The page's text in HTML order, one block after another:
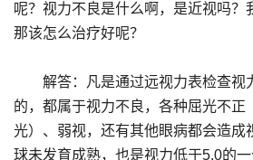
呢？视力不良是什么啊，是近视吗？
那该怎么治疗好呢？
解答：凡是通过远视力表检查视
的，都属于视力不良，各种屈光不正
光）、弱视，还有其他眼病都会造成
球未发育成熟，也是视力低于5.0的一